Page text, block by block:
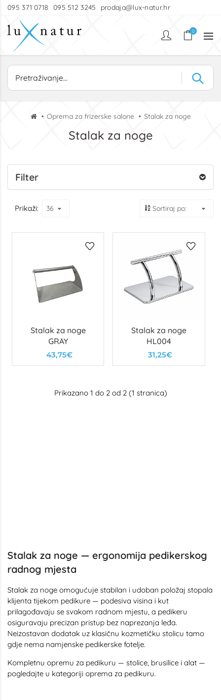
095 371 0718 095 512 3245 prodaja@lux-natur.hr
0
Oprema za frizerske salone Stalak za noge
Stalak za noge
Filter
Prikaži:
Stalak za noge
GRAY
43,75€
Stalak za noge
HL004
31,25€
Prikazano 1 do 2 od 2 (1 stranica)
Stalak za noge — ergonomija pedikerskog
radnog mjesta
Stalak za noge omogućuje stabilan i udoban položaj stopala
klijenta tijekom pedikure — podesiva visina i kut
prilagođavaju se svakom radnom mjestu, a pedikeru
osiguravaju precizan pristup bez naprezanja leđa.
Neizostavan dodatak uz klasičnu kozmetičku stolicu tamo
gdje nema namjenske pedikerske fotelje.
Kompletnu opremu za pedikuru — stolice, brusilice i alat —
pogledajte u kategoriji oprema za pedikuru.